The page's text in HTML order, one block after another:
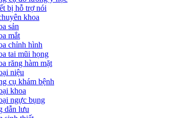
bị hỗ trợ nói
khoa
sản
mắt
chỉnh hình
tai mũi họng
răng hàm mặt
niệu
cụ khám bệnh
khoa
ngực bụng
dẫn lưu